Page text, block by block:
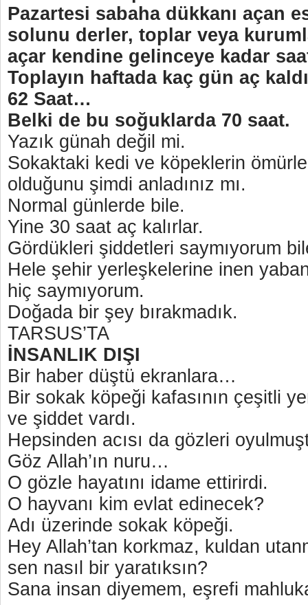
Pazartesi sabaha dükkanı açan
solunu derler, toplar veya
açar kendine gelinceye kadar
Toplayın haftada kaç gün aç
62 Saat…
Belki de bu soğuklarda 70 saat.
Yazık günah değil mi.
Sokaktaki kedi ve köpeklerin
olduğunu şimdi anladınız mı.
Normal günlerde bile.
Yine 30 saat aç kalırlar.
Gördükleri şiddetleri saymıyorum
Hele şehir yerleşkelerine inen
hiç saymıyorum.
Doğada bir şey bırakmadık.
TARSUS’TA
İNSANLIK DIŞI
Bir haber düştü ekranlara…
Bir sokak köpeği kafasının çeşitli
ve şiddet vardı.
Hepsinden acısı da gözleri
Göz Allah’ın nuru…
O gözle hayatını idame ettirirdi.
O hayvanı kim evlat edinecek?
Adı üzerinde sokak köpeği.
Hey Allah’tan korkmaz, kuldan
sen nasıl bir yaratıksın?
Sana insan diyemem, eşrefi